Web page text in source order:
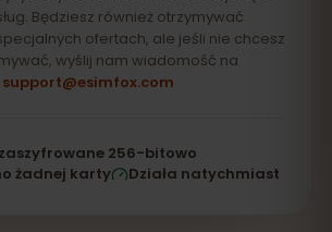
Będziesz również otrzymywać
ofertach, ale jeśli nie chcesz
wyślij nam wiadomość na
support@esimfox.com
zaszyfrowane 256-bitowo
żadnej karty
Działa natychmiast